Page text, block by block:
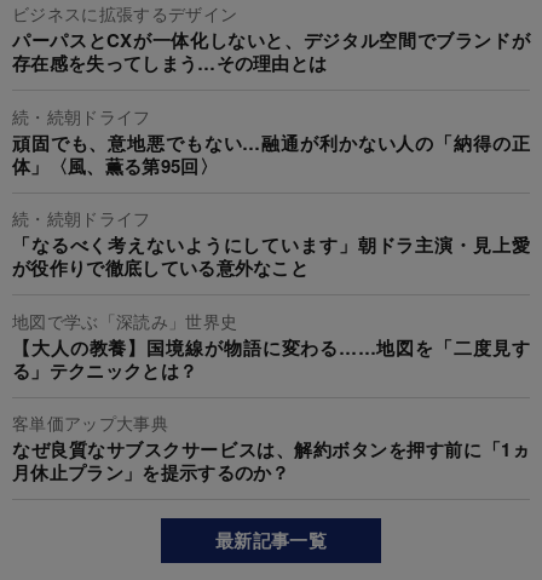
ビジネスに拡張するデザイン
パーパスとCXが一体化しないと、デジタル空間でブランドが
存在感を失ってしまう…その理由とは
続・続朝ドライフ
頑固でも、意地悪でもない…融通が利かない人の「納得の正
体」〈風、薫る第95回〉
続・続朝ドライフ
「なるべく考えないようにしています」朝ドラ主演・見上愛
が役作りで徹底している意外なこと
地図で学ぶ「深読み」世界史
【大人の教養】国境線が物語に変わる……地図を「二度見す
る」テクニックとは？
客単価アップ大事典
なぜ良質なサブスクサービスは、解約ボタンを押す前に「1ヵ
月休止プラン」を提示するのか？
最新記事一覧